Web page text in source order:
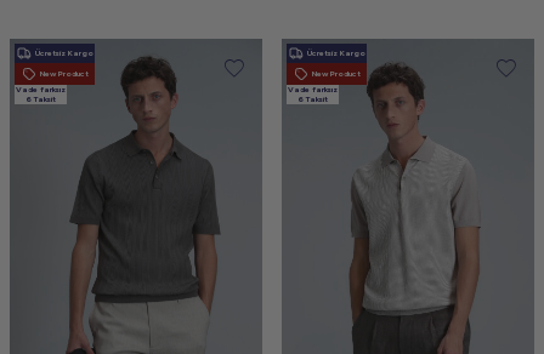
Ücretsiz Kargo
New Product
Vade farksız
6 Taksit
Ücretsiz Kargo
New Product
Vade farksız
6 Taksit